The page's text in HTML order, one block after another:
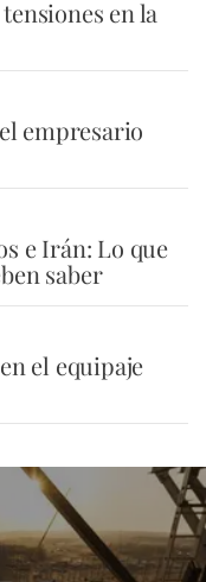
en la
empresario
e Irán: Lo que
saber
el equipaje